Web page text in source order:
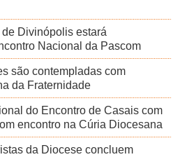
Divinópolis estará
Nacional da Pascom
são contempladas com
da Fraternidade
do Encontro de Casais com
encontro na Cúria Diocesana
da Diocese concluem